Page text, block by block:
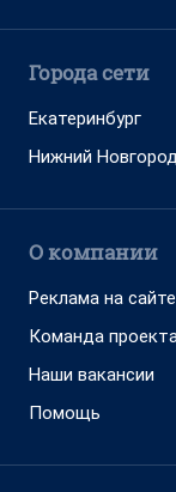
Города сети
Екатеринбург
Нижний Новгород
О компании
Реклама на сайте
Команда
Наши вакансии
Помощь